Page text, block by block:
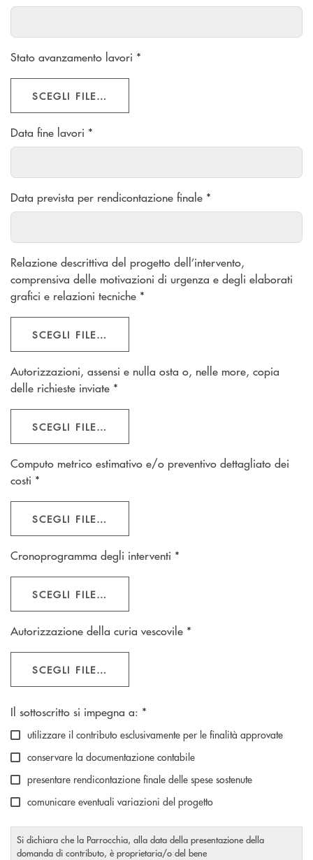
Stato avanzamento lavori *
SCEGLI FILE…
Data fine lavori *
Data prevista per rendicontazione finale *
Relazione descrittiva del progetto dell’intervento,
comprensiva delle motivazioni di urgenza e degli elaborati
grafici e relazioni tecniche *
SCEGLI FILE…
Autorizzazioni, assensi e nulla osta o, nelle more, copia
delle richieste inviate *
SCEGLI FILE…
Computo metrico estimativo e/o preventivo dettagliato dei
costi *
SCEGLI FILE…
Cronoprogramma degli interventi *
SCEGLI FILE…
Autorizzazione della curia vescovile *
SCEGLI FILE…
Scegliere un'opzione
Il sottoscritto si impegna a: *
utilizzare il contributo esclusivamente per le finalità approvate
conservare la documentazione contabile
presentare rendicontazione finale delle spese sostenute
comunicare eventuali variazioni del progetto
Si dichiara che la Parrocchia, alla data della presentazione della
domanda di contributo, è proprietaria/o del bene